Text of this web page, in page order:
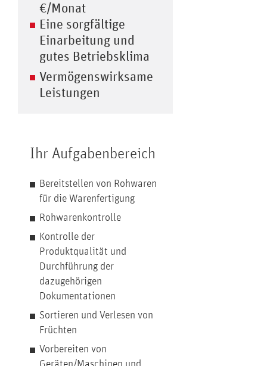
€/Monat
Eine sorgfältige
Einarbeitung und
gutes Betriebsklima
Vermögenswirksame
Leistungen
Ihr Aufgabenbereich
Bereitstellen von Rohwaren
für die Warenfertigung
Rohwarenkontrolle
Kontrolle der
Produktqualität und
Durchführung der
dazugehörigen
Dokumentationen
Sortieren und Verlesen von
Früchten
Vorbereiten von